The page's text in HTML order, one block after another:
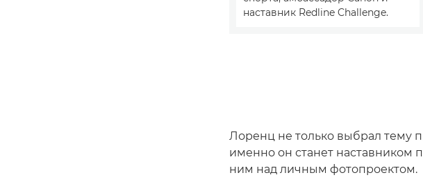
наставник Redline Challenge.
Лоренц не только выбрал тему
именно он станет наставником
ним над личным фотопроектом.